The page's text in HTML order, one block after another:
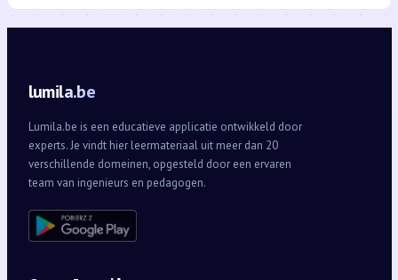
lumila.be
Lumila.be is een educatieve applicatie ontwikkeld door
experts. Je vindt hier leermateriaal uit meer dan 20
verschillende domeinen, opgesteld door een ervaren
team van ingenieurs en pedagogen.